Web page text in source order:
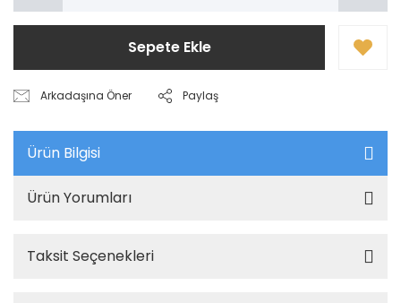
Sepete Ekle
Arkadaşına Öner Paylaş
Ürün Bilgisi
Ürün Yorumları
Taksit Seçenekleri